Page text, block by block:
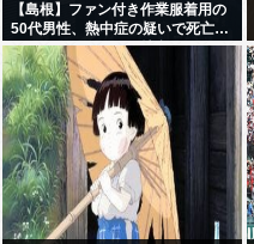
【島根】ファン付き作業服着用の
50代男性、熱中症の疑いで死亡…
スポーツドリンクも持参